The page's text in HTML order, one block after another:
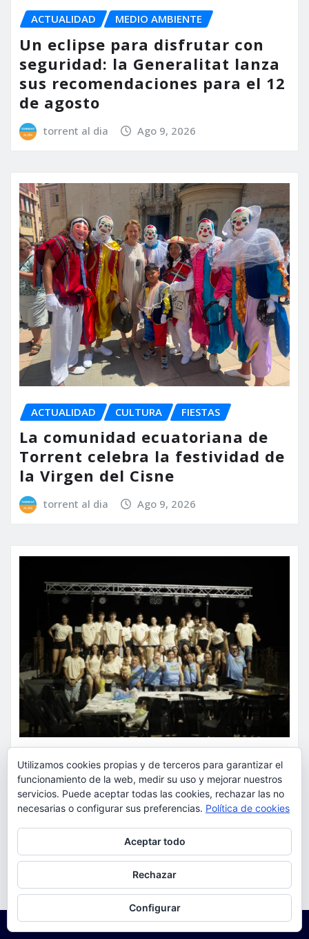
ACTUALIDAD MEDIO AMBIENTE
Un eclipse para disfrutar con
seguridad: la Generalitat lanza
sus recomendaciones para el 12
de agosto
torrent al dia Ago 9, 2026
ACTUALIDAD CULTURA FIESTAS
La comunidad ecuatoriana de
Torrent celebra la festividad de
la Virgen del Cisne
torrent al dia Ago 9, 2026
ACTUALIDAD FIESTAS OCIO
Los vecinos de El Pantano se
reúnen alrededor de las paellas
para celebrar sus fiestas
torrent al dia Ago 9, 2026
Utilizamos cookies propias y de terceros para garantizar el
funcionamiento de la web, medir su uso y mejorar nuestros
servicios. Puede aceptar todas las cookies, rechazar las no
necesarias o configurar sus preferencias. Política de cookies
Aceptar todo
Rechazar
Configurar
Para obtener más información, incluido cómo gestionar las cookies,